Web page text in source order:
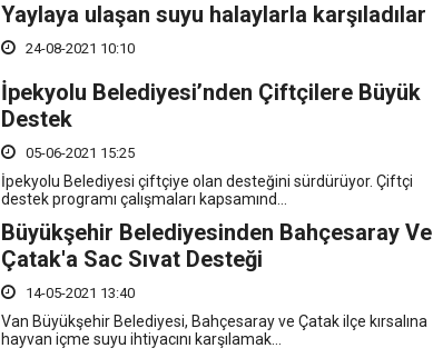
Yaylaya ulaşan suyu halaylarla karşıladılar
24-08-2021 10:10
İpekyolu Belediyesi’nden Çiftçilere Büyük
Destek
05-06-2021 15:25
İpekyolu Belediyesi çiftçiye olan desteğini sürdürüyor. Çiftçi
destek programı çalışmaları kapsamınd...
Büyükşehir Belediyesinden Bahçesaray Ve
Çatak'a Sac Sıvat Desteği
14-05-2021 13:40
Van Büyükşehir Belediyesi, Bahçesaray ve Çatak ilçe kırsalına
hayvan içme suyu ihtiyacını karşılamak...